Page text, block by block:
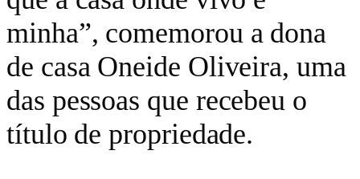
minha”, comemorou a dona
de casa Oneide Oliveira, uma
das pessoas que recebeu o
título de propriedade.